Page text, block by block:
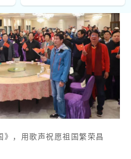
》，用歌声祝愿祖国繁荣昌